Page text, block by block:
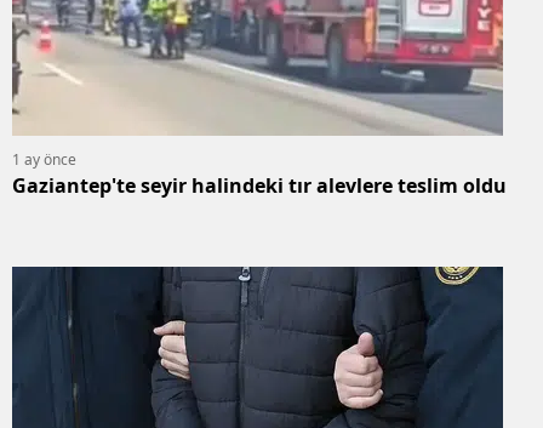
1 ay önce
Gaziantep'te seyir halindeki tır alevlere teslim oldu